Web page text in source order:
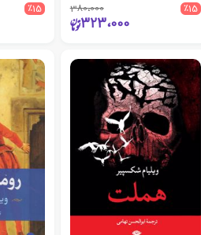
٪15 380،000
323،000
٪15